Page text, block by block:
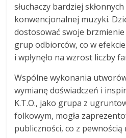
słuchaczy bardziej
konwencjonalnej muzyki.
dostosować swoje
grup odbiorców, co w
i wpłynęło na wzrost liczby
Wspólne wykonania
wymianę doświadczeń i
K.T.O., jako grupa z
folkowym, mogła
publiczności, co z pewnością